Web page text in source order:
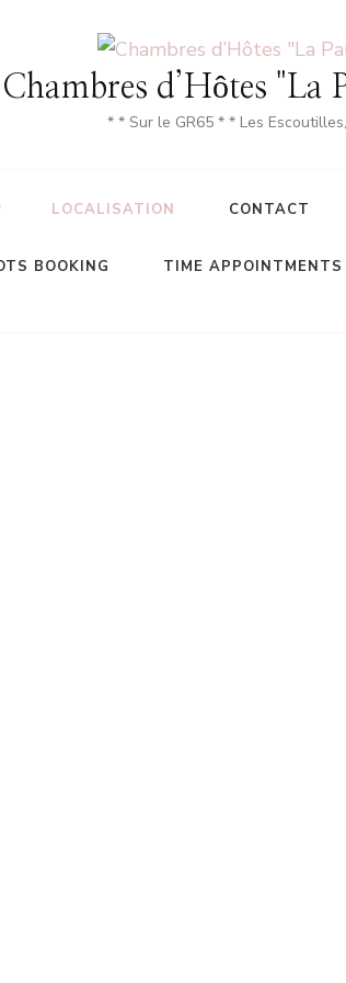
Chambres d’Hôtes "La
* * Sur le GR65 * * Les
LOCALISATION CONTACT
BOOKING TIME APPOINTMENTS